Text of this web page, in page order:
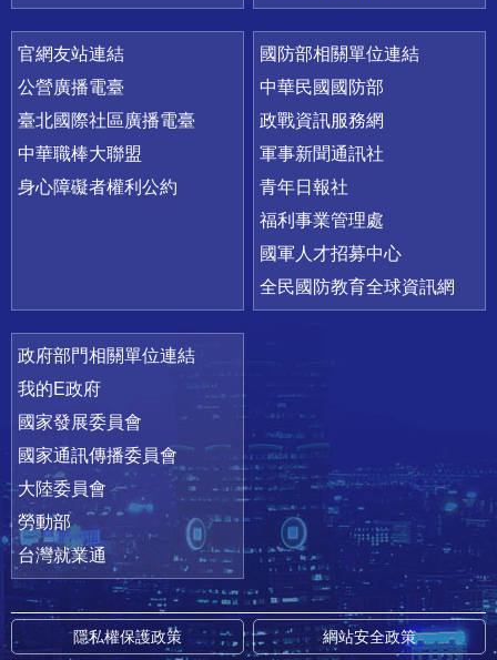
官網友站連結
公營廣播電臺
臺北國際社區廣播電臺
中華職棒大聯盟
身心障礙者權利公約
國防部相關單位連結
中華民國國防部
政戰資訊服務網
軍事新聞通訊社
青年日報社
福利事業管理處
國軍人才招募中心
全民國防教育全球資訊網
政府部門相關單位連結
我的E政府
國家發展委員會
國家通訊傳播委員會
大陸委員會
勞動部
台灣就業通
隱私權保護政策 網站安全政策